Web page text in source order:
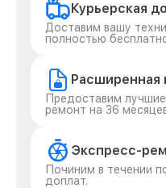
Курьерская
Доставим вашу
полностью
Расширенная
Предоставим
ремонт на 36
Экспресс-
Починим в течении
доплат.